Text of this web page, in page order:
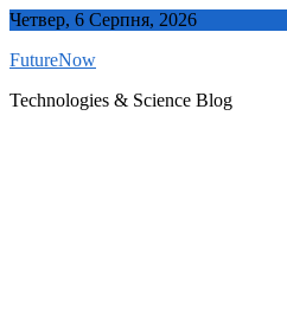
Skip
content
Четвер, 6 Серпня, 2026
FutureNow
Technologies & Science Blog